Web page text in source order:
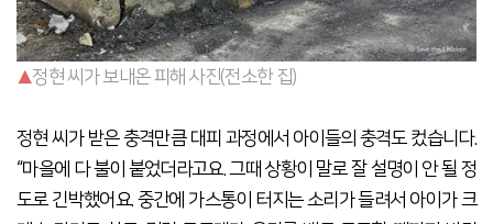
▲정현 씨가 보내온 피해 사진(전소한 집)
정현 씨가 받은 충격만큼 대피 과정에서 아이들의 충격도 컸습니다.
“마을에 다 불이 붙었더라고요. 그때 상황이 말로 잘 설명이 안 될 정
도로 긴박했어요. 중간에 가스통이 터지는 소리가 들려서 아이가 크